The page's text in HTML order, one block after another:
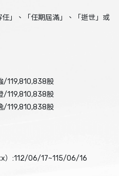
」、「任期屆滿」、「逝世」或
/119,810,838股
/119,810,838股
/119,810,838股
:112/06/17~115/06/16